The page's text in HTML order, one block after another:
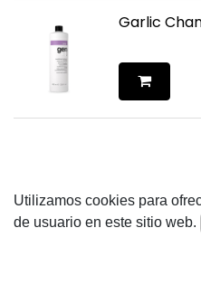
Garlic
Utilizamos cookies para
de usuario en este sitio web.